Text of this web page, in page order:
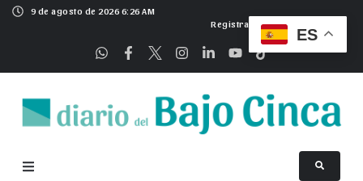
9 de agosto de 2026 6:26 AM
Registrarse
ES